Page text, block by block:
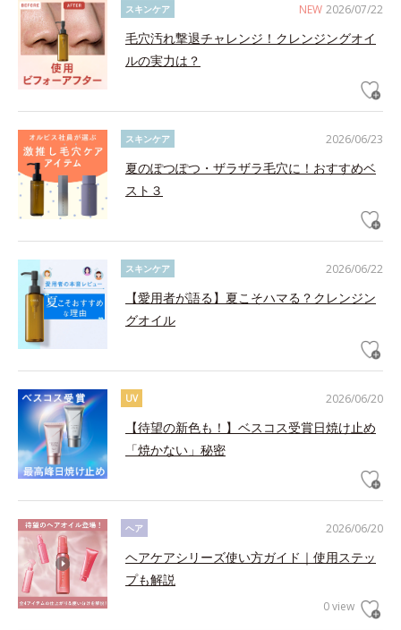
NEW 2026/07/22
スキンケア
毛穴汚れ撃退チャレンジ！クレンジングオイ
ルの実力は？
2026/06/23
スキンケア
夏のぽつぽつ・ザラザラ毛穴に！おすすめベ
スト３
2026/06/22
スキンケア
【愛用者が語る】夏こそハマる？クレンジン
グオイル
2026/06/20
UV
【待望の新色も！】ベスコス受賞日焼け止め
「焼かない」秘密
2026/06/20
ヘア
ヘアケアシリーズ使い方ガイド｜使用ステッ
プも解説
0 view